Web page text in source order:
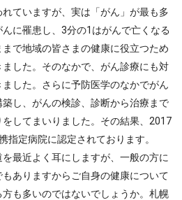
ていますが、実は「がん」が最も多
に罹患し、3分の1はがんで亡くなる
で地域の皆さまの健康に役立つため
した。そのなかで、がん診療にも対
した。さらに予防医学のなかでがん
し、がんの検診、診断から治療まで
してまいりました。その結果、2017
指定病院に認定されております。
最近よく耳にしますが、一般の方に
ありますからご自身の健康について
も多いのではないでしょうか。札幌